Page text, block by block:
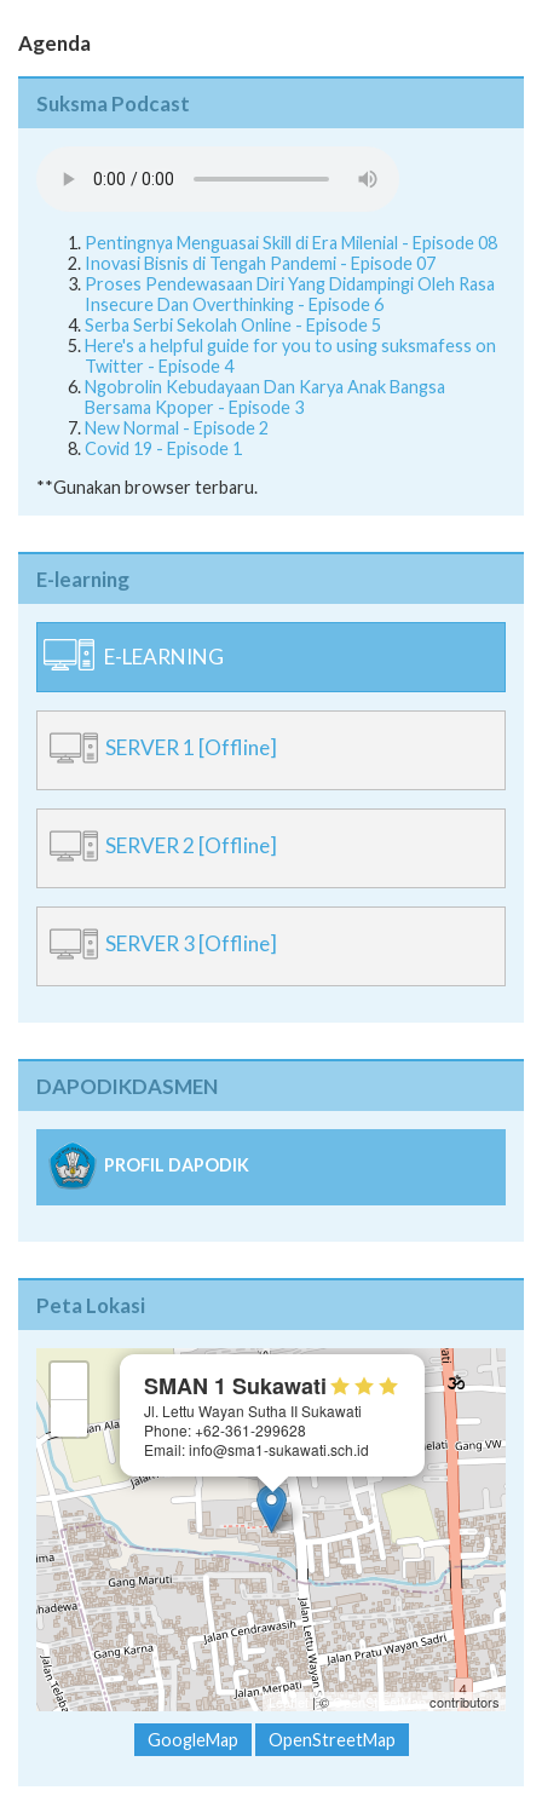
Agenda
Suksma Podcast
Pentingnya Menguasai Skill di Era Milenial - Episode 08
Inovasi Bisnis di Tengah Pandemi - Episode 07
Proses Pendewasaan Diri Yang Didampingi Oleh Rasa
Insecure Dan Overthinking - Episode 6
Serba Serbi Sekolah Online - Episode 5
Here's a helpful guide for you to using suksmafess on
Twitter - Episode 4
Ngobrolin Kebudayaan Dan Karya Anak Bangsa
Bersama Kpoper - Episode 3
New Normal - Episode 2
Covid 19 - Episode 1
**Gunakan browser terbaru.
E-learning
E-LEARNING
SERVER 1 [Offline]
SERVER 2 [Offline]
SERVER 3 [Offline]
DAPODIKDASMEN
PROFIL DAPODIK
Peta Lokasi
SMAN 1 Sukawati
Jl. Lettu Wayan Sutha II Sukawati
Phone: +62-361-299628
Email: info@sma1-sukawati.sch.id
Leaflet | ©OpenStreetMapcontributors
GoogleMap OpenStreetMap